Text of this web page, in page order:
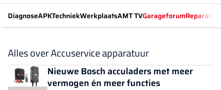
DiagnoseAPKTechniekWerkplaatsAMT TVGarageforum
Alles over Accuservice apparatuur
Nieuwe Bosch acculaders met meer
vermogen én meer functies